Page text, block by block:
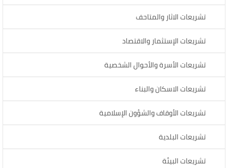
تشريعات الاثار والمتاحف
تشريعات الإستثمار والاقتصاد
تشريعات الأسرة والأحوال الشخصية
تشريعات الاسكان والبناء
تشريعات الأوقاف والشؤون الإسلامية
تشريعات البلدية
تشريعات البيئة